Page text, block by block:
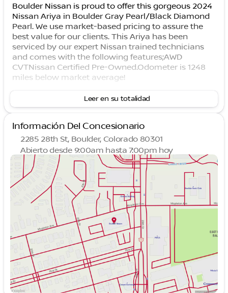
Boulder Nissan is proud to offer this gorgeous 2024
Nissan Ariya in Boulder Gray Pearl/Black Diamond
Pearl. We use market-based pricing to assure the
best value for our clients. This Ariya has been
serviced by our expert Nissan trained technicians
and comes with the following features;AWD
CVTNissan Certified Pre-Owned.Odometer is 1248
miles below market average!
Leer en su totalidad
Información Del Concesionario
2285 28th St, Boulder, Colorado 80301
Abierto desde 9:00am hasta 7:00pm hoy
Domingo
Cerrado
Lunes
9:00am - 7:00pm
Martes
9:00am - 7:00pm
Miércoles
9:00am - 7:00pm
Jueves
9:00am - 7:00pm
Viernes
9:00am - 7:00pm
Sábado
9:00am - 5:00pm